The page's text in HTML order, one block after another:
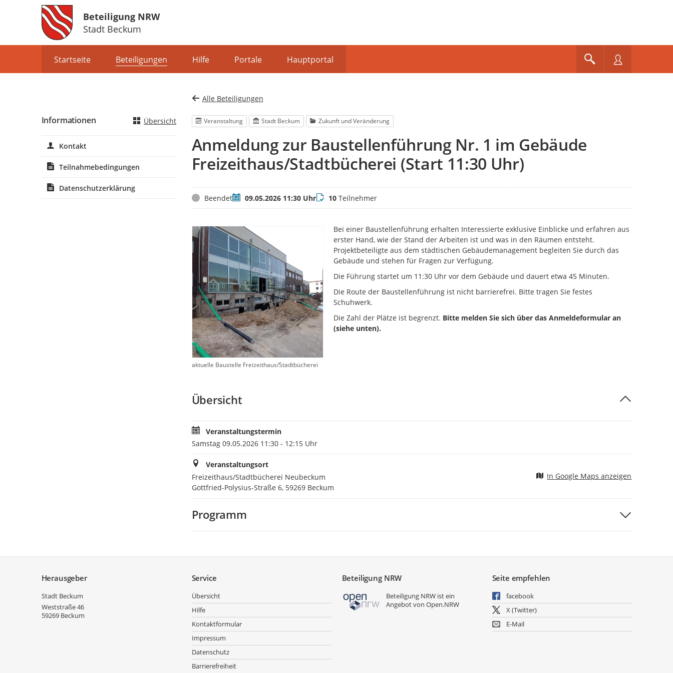
Beteiligung NRW
Stadt Beckum
Startseite Beteiligungen Hilfe Portale Hauptportal
Alle Beteiligungen
Veranstaltung Stadt Beckum Zukunft und Veränderung
Anmeldung zur Baustellenführung Nr. 1 im Gebäude
Freizeithaus/Stadtbücherei (Start 11:30 Uhr)
StatusBeendetTermin09.05.2026 11:30 UhrTeilnehmer
10Teilnehmer
aktuelle Baustelle Freizeithaus/Stadtbücherei
Bei einer Baustellenführung erhalten Interessierte exklusive Einblicke und erfahren aus
erster Hand, wie der Stand der Arbeiten ist und was in den Räumen entsteht.
Projektbeteiligte aus dem städtischen Gebäudemanagement begleiten Sie durch das
Gebäude und stehen für Fragen zur Verfügung.
Die Führung startet um 11:30 Uhr vor dem Gebäude und dauert etwa 45 Minuten.
Die Route der Baustellenführung ist nicht barrierefrei. Bitte tragen Sie festes
Schuhwerk.
Die Zahl der Plätze ist begrenzt. Bitte melden Sie sich über das Anmeldeformular an
(siehe unten).
Übersicht
Veranstaltungstermin
Samstag 09.05.2026 11:30 - 12:15 Uhr
Veranstaltungsort
Freizeithaus/Stadtbücherei Neubeckum
Gottfried-Polysius-Straße 6, 59269 Beckum
In Google Maps anzeigen
Programm
Informationen Übersicht
Kontakt
Teilnahmebedingungen
Datenschutzerklärung
Herausgeber
Stadt Beckum
Weststraße 46
59269 Beckum
Service
Übersicht
Hilfe
Kontaktformular
Impressum
Datenschutz
Barrierefreiheit
Beteiligung NRW
Beteiligung NRW ist ein
Angebot vonOpen.NRW
Seite empfehlen
facebook
X (Twitter)
E-Mail